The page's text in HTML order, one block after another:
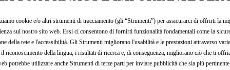
come le cuciture Point Perle e la lavorazione a
avanguardia e l’incredibile savoir-faire francese
e prendono vita i modelli DS.
cookie e/o altri strumenti di tracciamento (gli “Strumenti”) per assicurarci di offrirti la
sul nostro sito web. Essi ci consentono di fornirti funzionalità fondamentali come la
della rete e l'accessibilità. Gli Strumenti migliorano l'usabilità e le prestazioni attraverso
il riconoscimento della lingua, i risultati di ricerca e, di conseguenza, migliorano ciò che ti
potrebbe utilizzare anche Strumenti di terze parti per inviare pubblicità che sia più